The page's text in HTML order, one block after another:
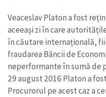
Veaceslav Platon a fost
aceeași zi în care
în căutare internațională,
fraudarea Băncii de
neperformante în sumă de
29 august 2016 Platon a
Procurorul pe acest caz a